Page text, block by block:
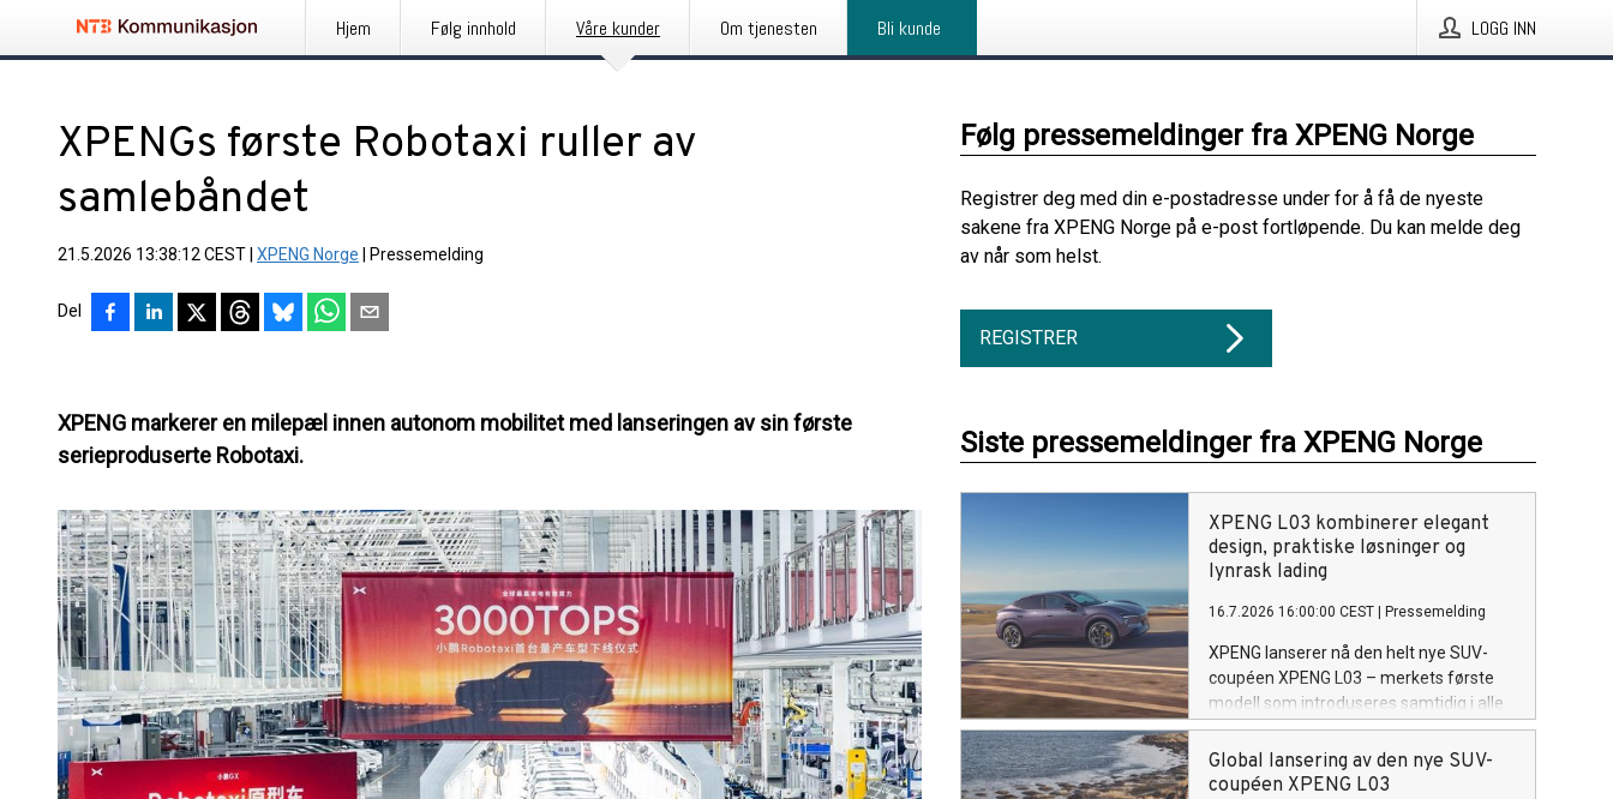
Hjem Følg innhold Våre kunder Om tjenesten Bli kunde LOGG INN
XPENGs første Robotaxi ruller av
samlebåndet
21.5.2026 13:38:12 CEST XPENG Norge Pressemelding
Del
XPENG markerer en milepæl innen autonom mobilitet med lanseringen av sin første
serieproduserte Robotaxi.
Følg pressemeldinger fra XPENG Norge
Registrer deg med din e-postadresse under for å få de nyeste
sakene fra XPENG Norge på e-post fortløpende. Du kan melde deg
av når som helst.
REGISTRER
Siste pressemeldinger fra XPENG Norge
XPENG L03 kombinerer elegant
design, praktiske løsninger og
lynrask lading
16.7.2026 16:00:00 CEST Pressemelding
XPENG lanserer nå den helt nye SUV-
coupéen XPENG L03 – merkets første
modell som introduseres samtidig i alle
selskapets 65 markeder. Med priser fra
286 000 kroner, ladehastighet på opptil
236 kW, hengervekt på 1.500 kilo og en
Global lansering av den nye SUV-
coupéen XPENG L03